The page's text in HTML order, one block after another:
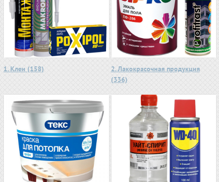
1. Клеи (158)
2. Лакокрасочная продукция
(336)